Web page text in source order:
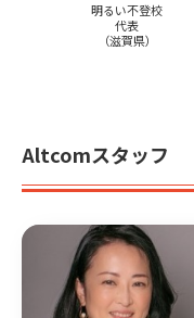
明るい不登校
代表
（滋賀県）
Altcomスタッフ